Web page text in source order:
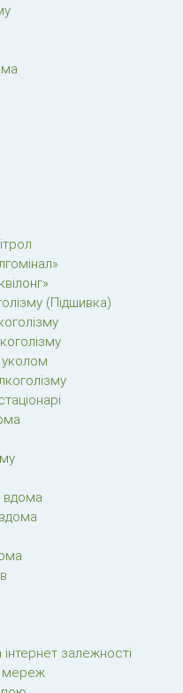
(Підшивка)
уколом
вдома
залежності
мереж